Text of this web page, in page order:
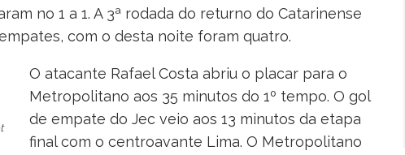
no 1 a 1. A 3ª rodada do returno do Catarinense
com o desta noite foram quatro.
O atacante Rafael Costa abriu o placar para o
Metropolitano aos 35 minutos do 1º tempo. O gol
de empate do Jec veio aos 13 minutos da etapa
final com o centroavante Lima. O Metropolitano